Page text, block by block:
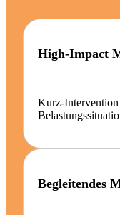
High-Impact
Kurz-
Begleitendes